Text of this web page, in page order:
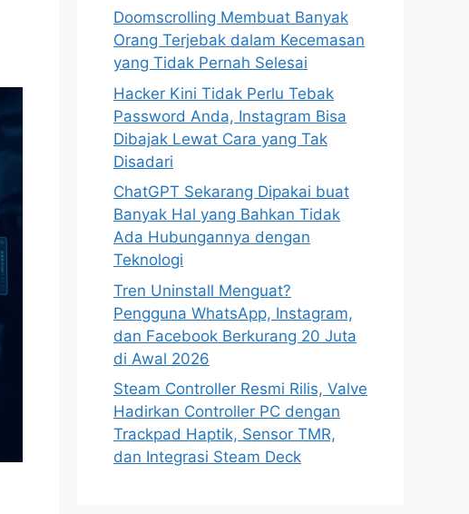
r
:
Doomscrolling Membuat Banyak
Orang Terjebak dalam Kecemasan
yang Tidak Pernah Selesai
Hacker Kini Tidak Perlu Tebak
Password Anda, Instagram Bisa
Dibajak Lewat Cara yang Tak
Disadari
ChatGPT Sekarang Dipakai buat
Banyak Hal yang Bahkan Tidak
Ada Hubungannya dengan
Teknologi
Tren Uninstall Menguat?
Pengguna WhatsApp, Instagram,
dan Facebook Berkurang 20 Juta
di Awal 2026
Steam Controller Resmi Rilis, Valve
Hadirkan Controller PC dengan
Trackpad Haptik, Sensor TMR,
dan Integrasi Steam Deck